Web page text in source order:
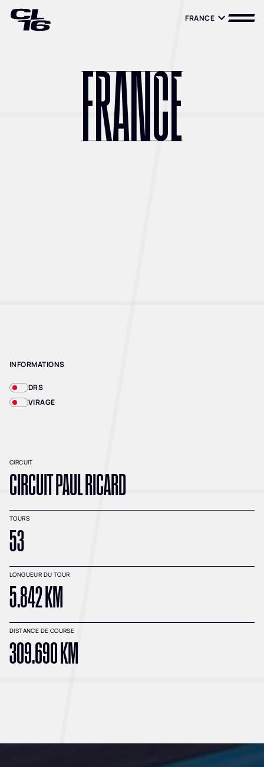
FRANCE
FRANCE
INFORMATIONS
DRS
VIRAGE
CIRCUIT
CIRCUIT PAUL RICARD
TOURS
53
LONGUEUR DU TOUR
5.842 KM
DISTANCE DE COURSE
309.690 KM